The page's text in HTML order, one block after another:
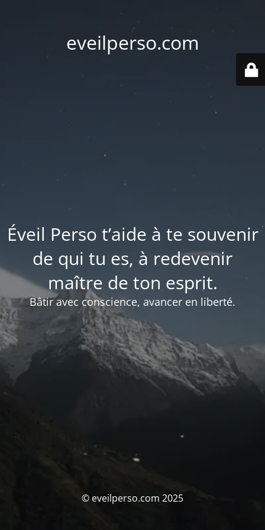
eveilperso.com
Éveil Perso t’aide à te souvenir
de qui tu es, à redevenir
maître de ton esprit.
Bâtir avec conscience, avancer en liberté.
© eveilperso.com 2025